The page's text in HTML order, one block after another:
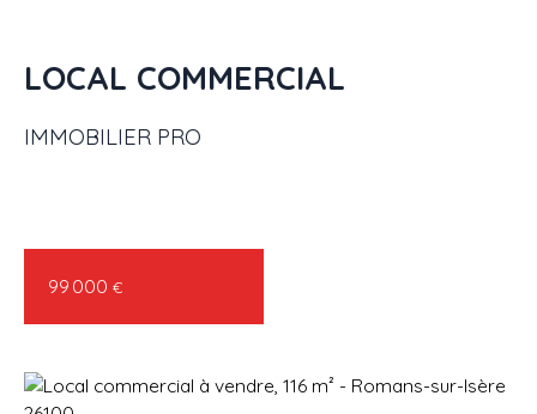
LOCAL COMMERCIAL
IMMOBILIER PRO
99 000 €